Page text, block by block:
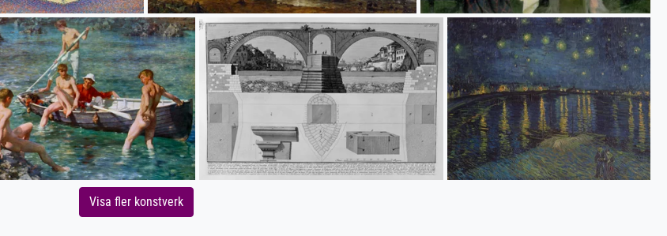
Visa fler konstverk